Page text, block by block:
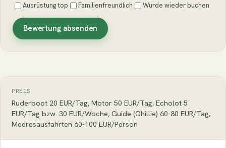
Ausrüstung top
Familienfreundlich Würde wieder buchen
Bewertung absenden
PREIS
Ruderboot 20 EUR/Tag, Motor 50 EUR/Tag, Echolot 5
EUR/Tag bzw. 30 EUR/Woche, Guide (Ghillie) 60-80 EUR/Tag,
Meeresausfahrten 60-100 EUR/Person